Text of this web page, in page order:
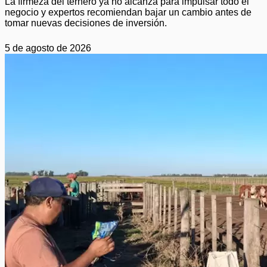
negocio y expertos recomiendan bajar un cambio antes de
tomar nuevas decisiones de inversión.
5 de agosto de 2026